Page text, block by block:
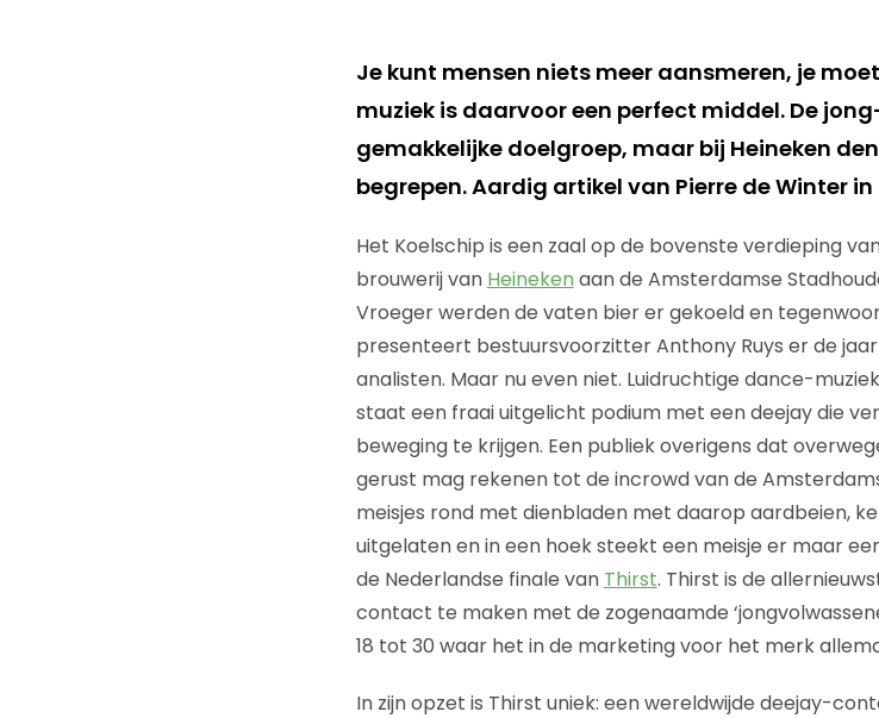
Je kunt mensen niets meer aansmeren, je
muziek is daarvoor een perfect middel. De
gemakkelijke doelgroep, maar bij Heineken
begrepen. Aardig artikel van Pierre de Winter in
Het Koelschip is een zaal op de bovenste verdieping
brouwerij van Heineken aan de Amsterdamse
Vroeger werden de vaten bier er gekoeld en
presenteert bestuursvoorzitter Anthony Ruys er de
analisten. Maar nu even niet. Luidruchtige dance-
staat een fraai uitgelicht podium met een deejay die
beweging te krijgen. Een publiek overigens dat
gerust mag rekenen tot de incrowd van de
meisjes rond met dienbladen met daarop aardbeien,
uitgelaten en in een hoek steekt een meisje er maar
de Nederlandse finale van Thirst. Thirst is de
contact te maken met de zogenaamde
18 tot 30 waar het in de marketing voor het merk
In zijn opzet is Thirst uniek: een wereldwijde deejay-